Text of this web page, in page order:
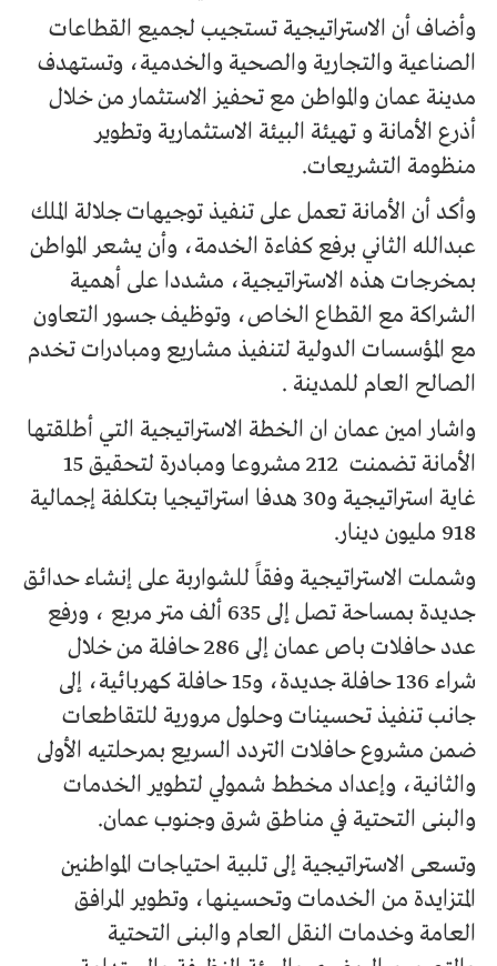
وأضاف أن الاستراتيجية تستجيب لجميع القطاعات
الصناعية والتجارية والصحية والخدمية، وتستهدف
مدينة عمان والمواطن مع تحفيز الاستثمار من خلال
أذرع الأمانة و تهيئة البيئة الاستثمارية وتطوير
منظومة التشريعات.
وأكد أن الأمانة تعمل على تنفيذ توجيهات جلالة الملك
عبدالله الثاني برفع كفاءة الخدمة، وأن يشعر المواطن
بمخرجات هذه الاستراتيجية، مشددا على أهمية
الشراكة مع القطاع الخاص، وتوظيف جسور التعاون
مع المؤسسات الدولية لتنفيذ مشاريع ومبادرات تخدم
الصالح العام للمدينة .
واشار امين عمان ان الخطة الاستراتيجية التي أطلقتها
الأمانة تضمنت 212 مشروعا ومبادرة لتحقيق 15
غاية استراتيجية و30 هدفا استراتيجيا بتكلفة إجمالية
918 مليون دينار.
وشملت الاستراتيجية وفقاً للشواربة على إنشاء حدائق
جديدة بمساحة تصل إلى 635 ألف متر مربع ، ورفع
عدد حافلات باص عمان إلى 286 حافلة من خلال
شراء 136 حافلة جديدة، و15 حافلة كهربائية، إلى
جانب تنفيذ تحسينات وحلول مرورية للتقاطعات
ضمن مشروع حافلات التردد السريع بمرحلتيه الأولى
والثانية، وإعداد مخطط شمولي لتطوير الخدمات
والبنى التحتية في مناطق شرق وجنوب عمان.
وتسعى الاستراتيجية إلى تلبية احتياجات المواطنين
المتزايدة من الخدمات وتحسينها، وتطوير المرافق
العامة وخدمات النقل العام والبنى التحتية